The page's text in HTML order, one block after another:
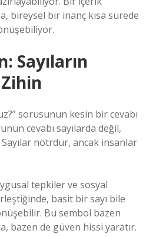
bireysel bir inanç kısa sürede
Sayıların
sorusunun kesin bir cevabı
cevabı sayılarda değil,
nötrdür, ancak insanlar
tepkiler ve sosyal
basit bir sayı bile
Bu sembol bazen
bazen de güven hissi yaratır.